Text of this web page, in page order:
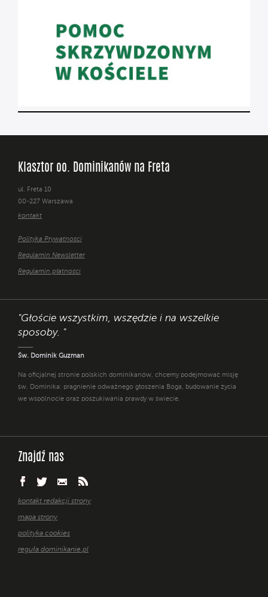
Klasztor oo. Dominikanów na Freta
ul. Freta 10
00-227 Warszawa
kontakt
Polityka Prywatności
Regulamin Newsletter
Regulamin płatności
"Głoście wszystkim, wszędzie i na wszelkie
sposoby. "
Św. Dominik Guzman
Na oficjalnej stronie polskich dominikanów, chcemy podejmować misję
św. Dominika: pragnienie odważnego głoszenia Boga, budowanie życia
we wspólnocie oraz poszukiwania prawdy w świecie.
Znajdź nas
kontakt redakcji strony
mapa strony
polityka cookies
reguła dominikanie.pl